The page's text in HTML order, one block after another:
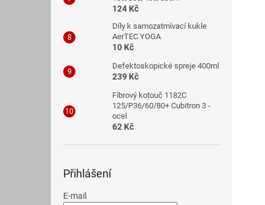
124 Kč
Díly k samozatmívací kukle
AerTEC YOGA
10 Kč
Defektoskopické spreje 400ml
239 Kč
Fíbrový kotouč 1182C
125/P36/60/80+ Cubitron 3 -
ocel
62 Kč
Přihlášení
E-mail